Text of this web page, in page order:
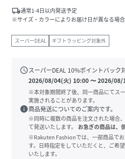
local_shipping通常1-4日以内発送予定
※サイズ・カラーによりお届け日が異なる場合
スーパーDEAL ギフトラッピング対象外
scheduleスーパーDEAL 10%ポイントバック
2026/08/04(火) 10:00〜2026/08/
※本対象期間終了後、同一商品にてス
実施されることがあります。
info商品発送についてのご案内です。
※同時に複数の商品を注文された場合
て発送いたします。
お急ぎの商品は、
※Rakuten Fashionでは、一部商品で
す。日時指定をしていただくと、ご希
いたします。